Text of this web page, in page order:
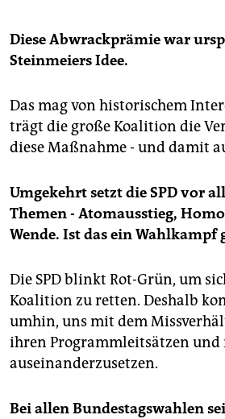
Diese Abwrackprämie war
Steinmeiers Idee.
Das mag von historischem
trägt die große Koalition die
diese Maßnahme - und damit
Umgekehrt setzt die SPD vor
Themen - Atomausstieg,
Wende. Ist das ein Wahlkampf
Die SPD blinkt Rot-Grün, um
Koalition zu retten. Deshalb
umhin, uns mit dem
ihren Programmleitsätzen
auseinanderzusetzen.
Bei allen Bundestagswahlen